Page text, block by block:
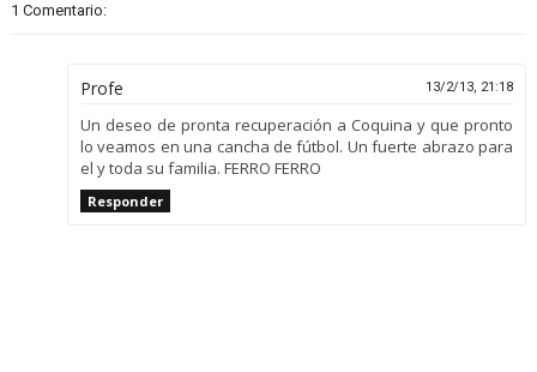
1 Comentario:
Profe 13/2/13, 21:18
Un deseo de pronta recuperación a Coquina y que pronto
lo veamos en una cancha de fútbol. Un fuerte abrazo para
el y toda su familia. FERRO FERRO
Responder